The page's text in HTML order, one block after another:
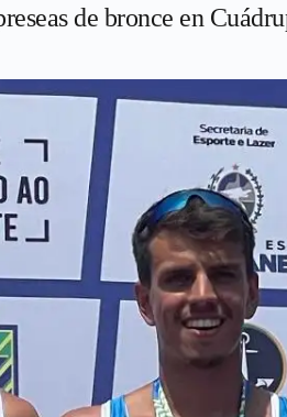
de bronce en